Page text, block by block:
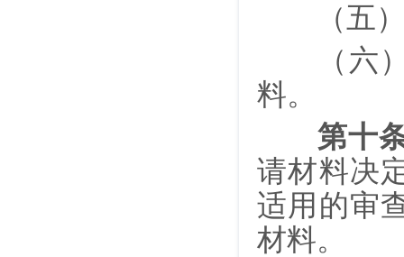
（五）
（六）
料。
第十
请材料决
适用的审
材料。